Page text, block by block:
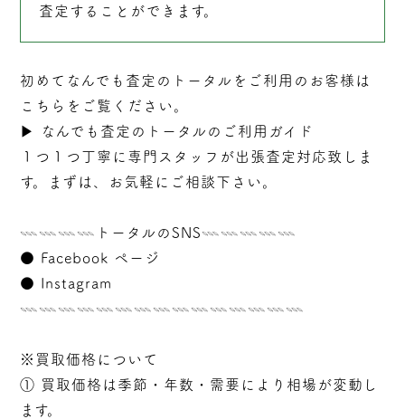
査定することができます。
初めてなんでも査定のトータルをご利用のお客様は
こちらをご覧ください。
▶︎
なんでも査定のトータルのご利用ガイド
１つ１つ丁寧に専門スタッフが出張査定対応致しま
す。まずは、お気軽にご相談下さい。
𓇠𓇠𓇠𓇠トータルのSNS𓇠𓇠𓇠𓇠𓇠
● Facebook ページ
●
Instagram
𓇠𓇠𓇠𓇠𓇠𓇠𓇠𓇠𓇠𓇠𓇠𓇠𓇠𓇠𓇠
※買取価格について
① 買取価格は季節・年数・需要により相場が変動し
ます。